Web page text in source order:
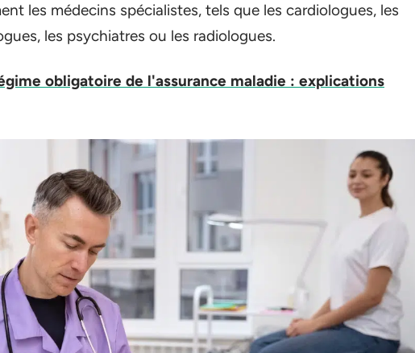
les médecins spécialistes, tels que les cardiologues, les
les psychiatres ou les radiologues.
obligatoire de l'assurance maladie : explications